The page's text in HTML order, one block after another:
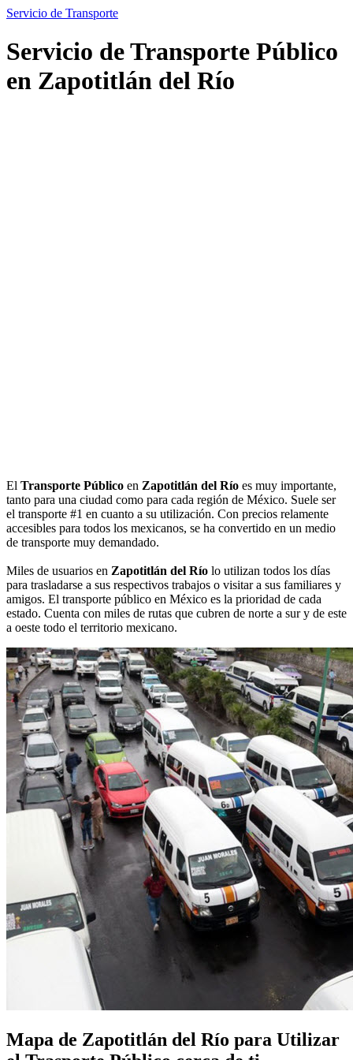
Servicio de Transporte
Servicio de Transporte Público
en Zapotitlán del Río
El Transporte Público en Zapotitlán del Río es muy importante,
tanto para una ciudad como para cada región de México. Suele ser
el transporte #1 en cuanto a su utilización. Con precios relamente
accesibles para todos los mexicanos, se ha convertido en un medio
de transporte muy demandado.
Miles de usuarios en Zapotitlán del Río lo utilizan todos los días
para trasladarse a sus respectivos trabajos o visitar a sus familiares y
amigos. El transporte público en México es la prioridad de cada
estado. Cuenta con miles de rutas que cubren de norte a sur y de este
a oeste todo el territorio mexicano.
Mapa de Zapotitlán del Río para Utilizar